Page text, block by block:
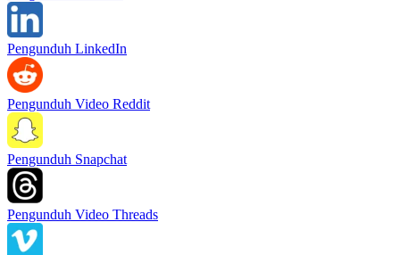
Pengunduh LinkedIn
Pengunduh Video Reddit
Pengunduh Snapchat
Pengunduh Video Threads